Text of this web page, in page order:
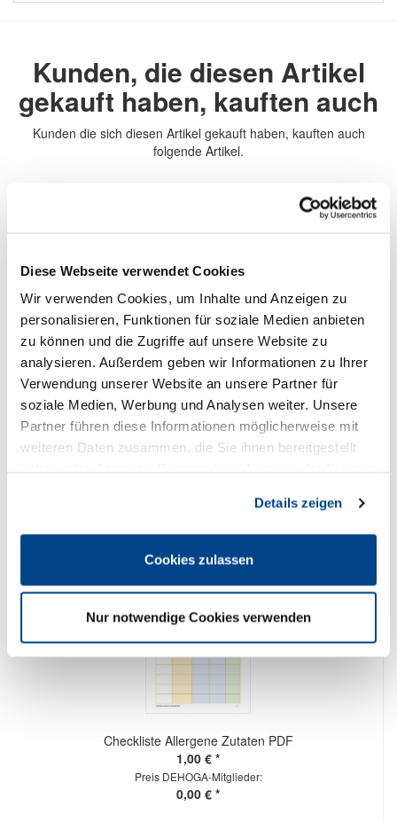
Diese Webseite verwendet Cookies
Wir verwenden Cookies, um Inhalte und Anzeigen zu
personalisieren, Funktionen für soziale Medien anbieten
zu können und die Zugriffe auf unsere Website zu
analysieren. Außerdem geben wir Informationen zu Ihrer
Verwendung unserer Website an unsere Partner für
soziale Medien, Werbung und Analysen weiter. Unsere
Partner führen diese Informationen möglicherweise mit
weiteren Daten zusammen, die Sie ihnen bereitgestellt
Cookies, wenn Sie unsere Webseite weiterhin nutzen.
Details zeigen
Cookies zulassen
Nur notwendige Cookies verwenden
Kunden, die diesen Artikel
gekauft haben, kauften auch
Kunden die sich diesen Artikel gekauft haben, kauften auch
folgende Artikel.
Arbeitsvertrag kurzfristig Beschäftigte PDF
6,00 € *
Preis DEHOGA-Mitglieder:
Checkliste Allergene Zutaten PDF
1,00 € *
Preis DEHOGA-Mitglieder:
0,00 € *